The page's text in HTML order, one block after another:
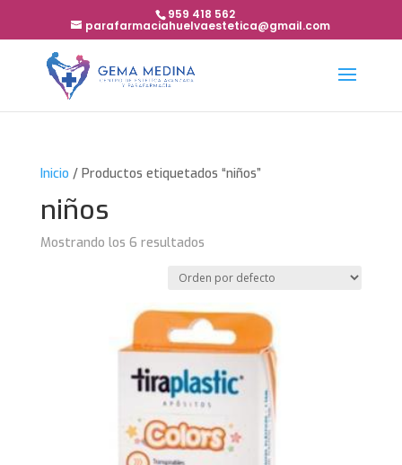
959 418 562
parafarmaciahuelvaestetica@gmail.com
Inicio / Productos etiquetados “niños”
niños
Mostrando los 6 resultados